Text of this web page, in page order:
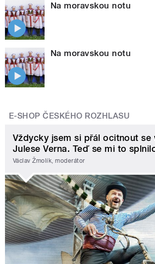
Na moravskou notu
Na moravskou notu
E-SHOP ČESKÉHO ROZHLASU
Vždycky jsem si přál ocitnout se
Julese Verna. Teď se mi to
Václav Žmolík, moderátor